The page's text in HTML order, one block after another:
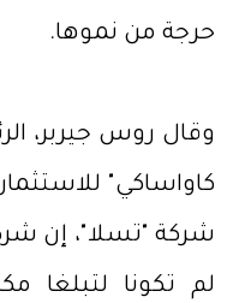
حرجة من نموها.
وقال روس جيربر،
كاواساكي"
شركة "تسلا"، إن
لم تكونا لتبلغا